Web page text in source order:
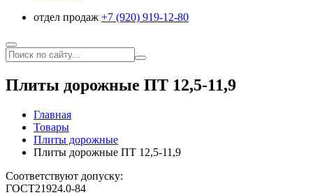
отдел продаж +7 (920) 919-12-80
Плиты дорожные ПТ 12,5-11,9
Главная
Товары
Плиты дорожные
Плиты дорожные ПТ 12,5-11,9
Соответствуют допуску:
ГОСТ21924.0-84